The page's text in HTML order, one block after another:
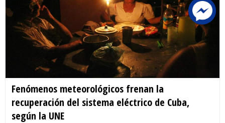
Fenómenos meteorológicos frenan la
recuperación del sistema eléctrico de Cuba,
según la UNE